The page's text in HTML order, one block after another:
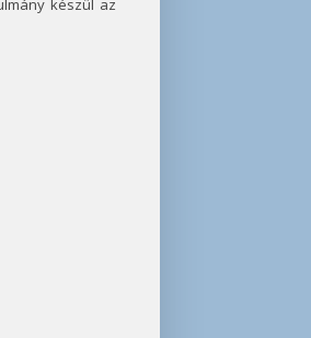
készül az